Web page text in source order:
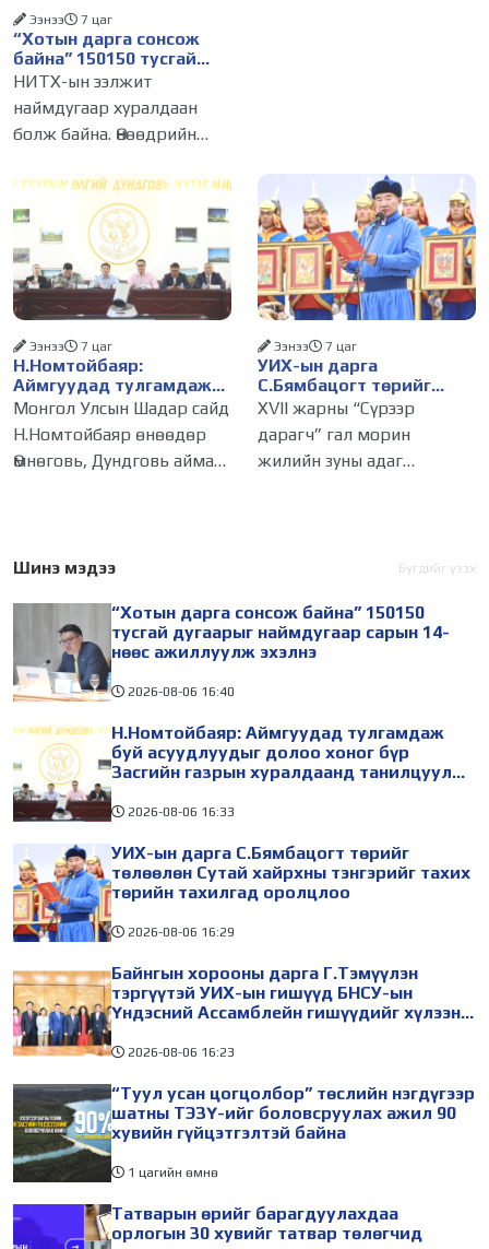
“Хотын дарга сонсож
байна” 150150 тусгай
дугаарыг наймдугаар
сарын 14-нөөс
ажиллуулж эхэлнэ
Ээнээ 7 цаг
НИТХ-ын ээлжит
наймдугаар хуралдаан
болж байна. Өнөөдрийн
нутгийн захиргааны
байгууллага, албан
тушаалтанд 2025, 2026
оны эхний хагас жилийн
байдлаар иргэдээс ирсэн
өргөдөл,
өргөдөл,
Н.Номтойбаяр:
Аймгуудад тулгамдаж
буй асуудлуудыг долоо
хоног бүр Засгийн
газрын хуралдаанд
танилцуулж,
Ээнээ 7 цаг
Монгол Улсын Шадар сайд
Н.Номтойбаяр өнөөдөр
Өмнөговь, Дундговь аймагт
комиссын даргын 3 дугаар
Өмнөговь аймагт
УИХ-ын дарга
С.Бямбацогт төрийг
төлөөлөн Сутай хайрхны
тэнгэрийг тахих төрийн
тахилгад оролцлоо
Ээнээ 7 цаг
XVII жарны “Сүрээр
дарагч” гал морин
жилийн зуны адаг
хайрхны тэнгэрийг тайх
Монгол
Шинэ мэдээ Бүгдийг үзэх
“Хотын дарга сонсож байна” 150150
тусгай дугаарыг наймдугаар сарын 14-
нөөс ажиллуулж эхэлнэ
2026-08-06 16:40
Н.Номтойбаяр: Аймгуудад тулгамдаж
буй асуудлуудыг долоо хоног бүр
Засгийн газрын хуралдаанд танилцуулж,
2026-08-06 16:33
УИХ-ын дарга С.Бямбацогт төрийг
төлөөлөн Сутай хайрхны тэнгэрийг тахих
төрийн тахилгад оролцлоо
2026-08-06 16:29
Байнгын хорооны дарга Г.Тэмүүлэн
тэргүүтэй УИХ-ын гишүүд БНСУ-ын
Үндэсний Ассамблейн гишүүдийг хүлээн
2026-08-06 16:23
“Туул усан цогцолбор” төслийн нэгдүгээр
шатны ТЭЗҮ-ийг боловсруулах ажил 90
хувийн гүйцэтгэлтэй байна
1 цагийн өмнө
Татварын өрийг барагдуулахдаа
орлогын 30 хувийг татвар төлөгчид